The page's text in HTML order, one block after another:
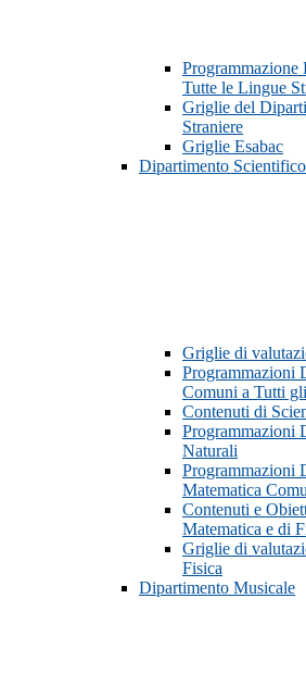
Tutte le Lingue
Griglie del
Straniere
Griglie Esabac
Dipartimento Scientifico
Griglie di
Programmazioni
Comuni a Tutti
Contenuti di
Programmazioni
Naturali
Programmazioni
Matematica
Contenuti e
Matematica e di
Griglie di
Fisica
Dipartimento Musicale